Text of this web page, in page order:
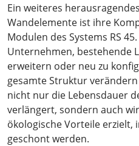
Ein weiteres
Wandelemente ist ihre
Modulen des Systems RS
Unternehmen, bestehende
erweitern oder neu zu
gesamte Struktur
nicht nur die Lebensdauer
verlängert, sondern auch
ökologische Vorteile erzielt,
geschont werden.